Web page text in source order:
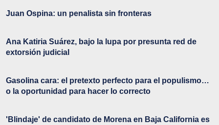
Juan Ospina: un penalista sin fronteras
Ana Katiria Suárez, bajo la lupa por presunta red de
extorsión judicial
Gasolina cara: el pretexto perfecto para el populismo…
o la oportunidad para hacer lo correcto
'Blindaje' de candidato de Morena en Baja California es